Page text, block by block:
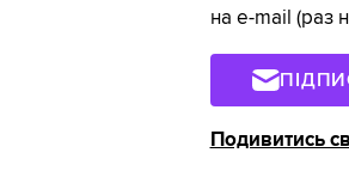
на e-mail (раз
Подивитись